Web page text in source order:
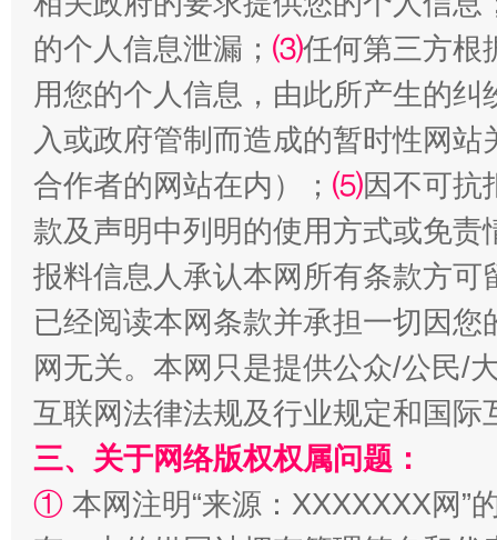
揭开“小金库”的免责幌子
的个人信息泄漏； ⑶任何第三方根
用您的个人信息，由此所产生的纠
入或政府管制而造成的暂时性网
合作者的网站在内）； ⑸因不可抗
款及声明中列明的使用方式或免责
报料信息人承认本网所有条款方
已经阅读本网条款并承担一切因
网无关。本网只是提供公众/公民/
互联网法律法规及行业规定和国
三、关于网络版权权属问题：
① 本网注明“来源：XXXXXXX网”